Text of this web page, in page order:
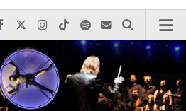
po prostu do nas zadzwoń
Odwiedź nas na Facebook-u
Odwiedź nas na X
Odwiedź nas na Instagram-ie
Odwiedź nas na TikTok-u
Szukaj nas na Spotify
Wyślij do nas
Szukaj